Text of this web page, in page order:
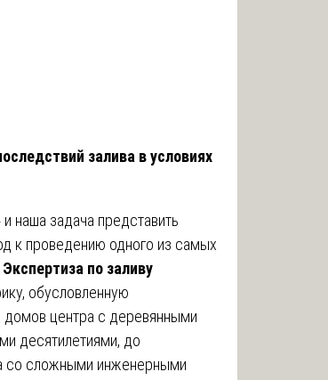
залива в условиях
наша задача представить
к проведению одного из самых
Экспертиза по заливу
обусловленную
домов центра с деревянными
десятилетиями, до
со сложными инженерными